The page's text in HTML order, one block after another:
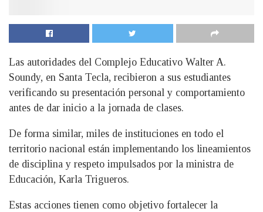
Las autoridades del Complejo Educativo Walter A.
Soundy, en Santa Tecla, recibieron a sus estudiantes
verificando su presentación personal y comportamiento
antes de dar inicio a la jornada de clases.
De forma similar, miles de instituciones en todo el
territorio nacional están implementando los lineamientos
de disciplina y respeto impulsados por la ministra de
Educación, Karla Trigueros.
Estas acciones tienen como objetivo fortalecer la